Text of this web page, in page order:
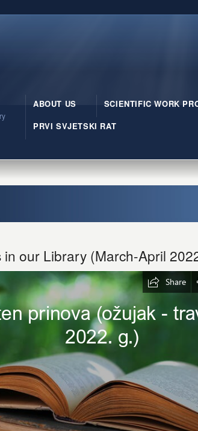
ABOUT US SCIENTIFIC WORK
PRVI SVJETSKI RAT
in our Library (March-April